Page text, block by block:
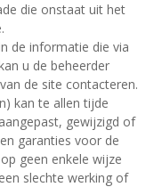
die onstaat uit het
de informatie die via
u de beheerder
de site contacteren.
kan te allen tijde
gewijzigd of
garanties voor de
geen enkele wijze
slechte werking of